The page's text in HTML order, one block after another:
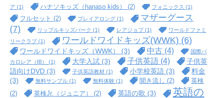
ア (1) ハナソキッズ（hanaso kids） (2) フォニックス (1)
フルセット (2) プレイアロング (1)
マザーグース
(7)
リップルキッズパーク (1) レアジョブ (1)
ワールドファミ
リークラブ (1) ワールドワイドキッズ(WWK) (6)
ワールドワイドキッズ（WWK） (3) 中古 (4)
国際バ
カロレア（IB）
(1) 大学入試 (3) 子供英語 (4)
子供英
語向けDVD (3) 子供英語教材 (1) 小学校英語 (3)
料金
(3)
無料サンプル (1) 無料体験 (1) 聞き流し (2)
英検
(2)
英検Jr.（ジュニア） (2) 英語の歌 (3)
英語の